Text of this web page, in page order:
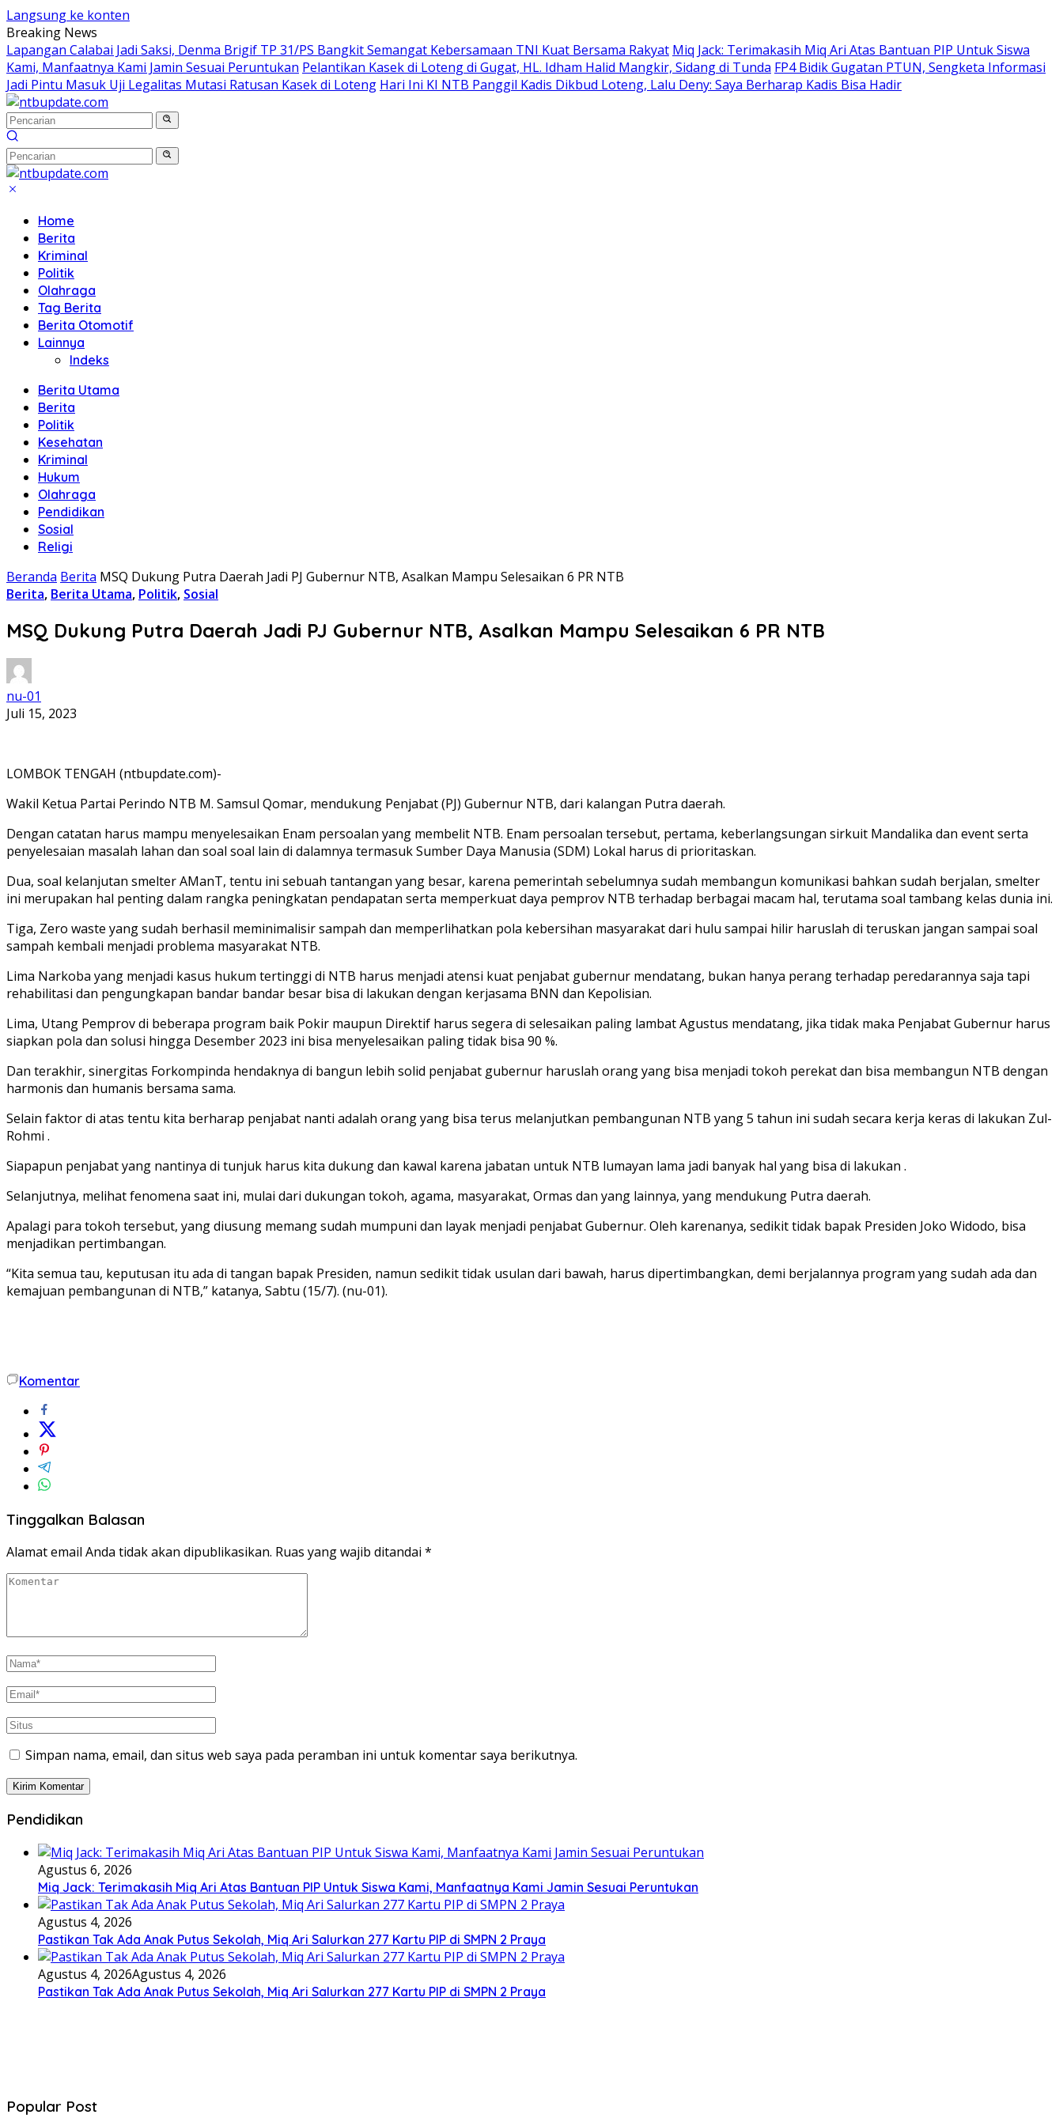
Langsung ke konten
Breaking News
Lapangan Calabai Jadi Saksi, Denma Brigif TP 31/PS Bangkit Semangat Kebersamaan TNI Kuat Bersama Rakyat Miq Jack: Terimakasih Miq Ari Atas Bantuan PIP Untuk Siswa
Kami, Manfaatnya Kami Jamin Sesuai Peruntukan Pelantikan Kasek di Loteng di Gugat, HL. Idham Halid Mangkir, Sidang di Tunda FP4 Bidik Gugatan PTUN, Sengketa Informasi
Jadi Pintu Masuk Uji Legalitas Mutasi Ratusan Kasek di Loteng Hari Ini KI NTB Panggil Kadis Dikbud Loteng, Lalu Deny: Saya Berharap Kadis Bisa Hadir
Home
Berita
Kriminal
Politik
Olahraga
Tag Berita
Berita Otomotif
Lainnya
Indeks
Berita Utama
Berita
Politik
Kesehatan
Kriminal
Hukum
Olahraga
Pendidikan
Sosial
Religi
Beranda Berita MSQ Dukung Putra Daerah Jadi PJ Gubernur NTB, Asalkan Mampu Selesaikan 6 PR NTB
Berita, Berita Utama, Politik, Sosial
MSQ Dukung Putra Daerah Jadi PJ Gubernur NTB, Asalkan Mampu Selesaikan 6 PR NTB
nu-01
Juli 15, 2023
LOMBOK TENGAH (ntbupdate.com)-
Wakil Ketua Partai Perindo NTB M. Samsul Qomar, mendukung Penjabat (PJ) Gubernur NTB, dari kalangan Putra daerah.
Dengan catatan harus mampu menyelesaikan Enam persoalan yang membelit NTB. Enam persoalan tersebut, pertama, keberlangsungan sirkuit Mandalika dan event serta
penyelesaian masalah lahan dan soal soal lain di dalamnya termasuk Sumber Daya Manusia (SDM) Lokal harus di prioritaskan.
Dua, soal kelanjutan smelter AManT, tentu ini sebuah tantangan yang besar, karena pemerintah sebelumnya sudah membangun komunikasi bahkan sudah berjalan, smelter
ini merupakan hal penting dalam rangka peningkatan pendapatan serta memperkuat daya pemprov NTB terhadap berbagai macam hal, terutama soal tambang kelas dunia ini.
Tiga, Zero waste yang sudah berhasil meminimalisir sampah dan memperlihatkan pola kebersihan masyarakat dari hulu sampai hilir haruslah di teruskan jangan sampai soal
sampah kembali menjadi problema masyarakat NTB.
Lima Narkoba yang menjadi kasus hukum tertinggi di NTB harus menjadi atensi kuat penjabat gubernur mendatang, bukan hanya perang terhadap peredarannya saja tapi
rehabilitasi dan pengungkapan bandar bandar besar bisa di lakukan dengan kerjasama BNN dan Kepolisian.
Lima, Utang Pemprov di beberapa program baik Pokir maupun Direktif harus segera di selesaikan paling lambat Agustus mendatang, jika tidak maka Penjabat Gubernur harus
siapkan pola dan solusi hingga Desember 2023 ini bisa menyelesaikan paling tidak bisa 90 %.
Dan terakhir, sinergitas Forkompinda hendaknya di bangun lebih solid penjabat gubernur haruslah orang yang bisa menjadi tokoh perekat dan bisa membangun NTB dengan
harmonis dan humanis bersama sama.
Selain faktor di atas tentu kita berharap penjabat nanti adalah orang yang bisa terus melanjutkan pembangunan NTB yang 5 tahun ini sudah secara kerja keras di lakukan Zul-
Rohmi .
Siapapun penjabat yang nantinya di tunjuk harus kita dukung dan kawal karena jabatan untuk NTB lumayan lama jadi banyak hal yang bisa di lakukan .
Selanjutnya, melihat fenomena saat ini, mulai dari dukungan tokoh, agama, masyarakat, Ormas dan yang lainnya, yang mendukung Putra daerah.
Apalagi para tokoh tersebut, yang diusung memang sudah mumpuni dan layak menjadi penjabat Gubernur. Oleh karenanya, sedikit tidak bapak Presiden Joko Widodo, bisa
menjadikan pertimbangan.
“Kita semua tau, keputusan itu ada di tangan bapak Presiden, namun sedikit tidak usulan dari bawah, harus dipertimbangkan, demi berjalannya program yang sudah ada dan
kemajuan pembangunan di NTB,” katanya, Sabtu (15/7). (nu-01).
Komentar
Tinggalkan Balasan
Alamat email Anda tidak akan dipublikasikan. Ruas yang wajib ditandai *
Simpan nama, email, dan situs web saya pada peramban ini untuk komentar saya berikutnya.
Pendidikan
Agustus 6, 2026
Miq Jack: Terimakasih Miq Ari Atas Bantuan PIP Untuk Siswa Kami, Manfaatnya Kami Jamin Sesuai Peruntukan
Agustus 4, 2026
Pastikan Tak Ada Anak Putus Sekolah, Miq Ari Salurkan 277 Kartu PIP di SMPN 2 Praya
Agustus 4, 2026Agustus 4, 2026
Pastikan Tak Ada Anak Putus Sekolah, Miq Ari Salurkan 277 Kartu PIP di SMPN 2 Praya
Popular Post